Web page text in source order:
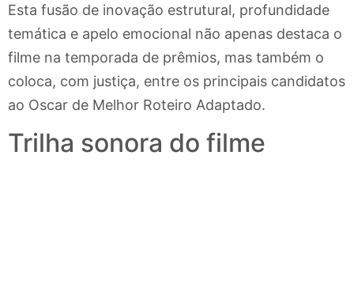
Esta fusão de inovação estrutural, profundidade
temática e apelo emocional não apenas destaca o
filme na temporada de prêmios, mas também o
coloca, com justiça, entre os principais candidatos
ao Oscar de Melhor Roteiro Adaptado.
Trilha sonora do filme